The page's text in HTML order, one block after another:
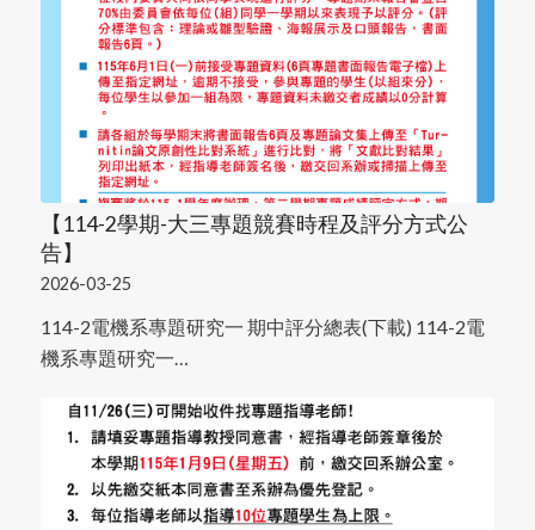
【114-2學期-大三專題競賽時程及評分方式公
告】
2026-03-25
114-2電機系專題研究一 期中評分總表(下載) 114-2電
機系專題研究一…